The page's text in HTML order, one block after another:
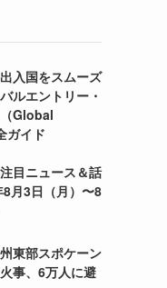
入国をスムーズ
ルエントリー・
Global
ガイド
目ニュース＆話
月3日（月）〜8
東部スポケーン
事、6万人に避